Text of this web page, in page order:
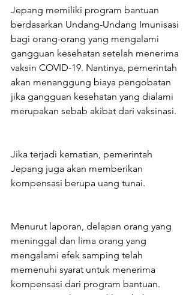
Jepang memiliki program bantuan
berdasarkan Undang-Undang Imunisasi
bagi orang-orang yang mengalami
gangguan kesehatan setelah menerima
vaksin COVID-19. Nantinya, pemerintah
akan menanggung biaya pengobatan
jika gangguan kesehatan yang dialami
merupakan sebab akibat dari vaksinasi.
Jika terjadi kematian, pemerintah
Jepang juga akan memberikan
kompensasi berupa uang tunai.
Menurut laporan, delapan orang yang
meninggal dan lima orang yang
mengalami efek samping telah
memenuhi syarat untuk menerima
kompensasi dari program bantuan.